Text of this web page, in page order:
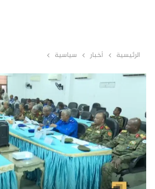
الرئيسية أخبار سياسية